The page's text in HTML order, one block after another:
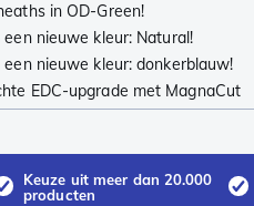
in OD-Green!
nieuwe kleur: Natural!
nieuwe kleur: donkerblauw!
EDC-upgrade met MagnaCut
Keuze uit meer dan 20.000
producten